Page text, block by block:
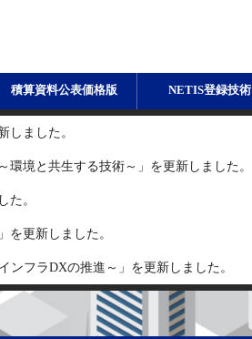
積算資料公表価格版 NETIS登録技術
しました。
境と共生する技術～」を更新しました。
た。
を更新しました。
ンフラDXの推進～」を更新しました。